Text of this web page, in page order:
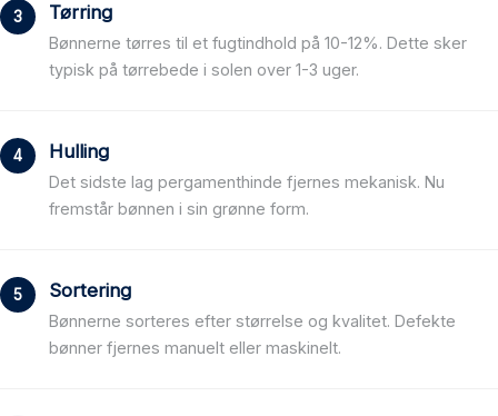
Tørring
Bønnerne tørres til et fugtindhold på 10-12%. Dette sker
typisk på tørrebede i solen over 1-3 uger.
Hulling
Det sidste lag pergamenthinde fjernes mekanisk. Nu
fremstår bønnen i sin grønne form.
Sortering
Bønnerne sorteres efter størrelse og kvalitet. Defekte
bønner fjernes manuelt eller maskinelt.